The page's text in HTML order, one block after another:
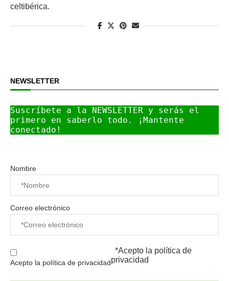
celtibérica.
NEWSLETTER
Suscríbete a la NEWSLETTER y serás el
primero en saberlo todo. ¡Mantente
conectado!
Nombre
Correo electrónico
Acepto la política de privacidad
*Acepto la política de
privacidad